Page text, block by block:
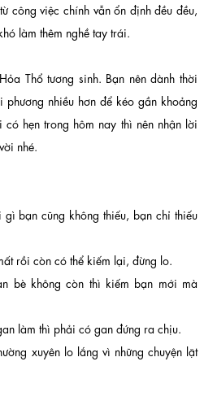
công việc chính vẫn ổn định đều đều,
làm thêm nghề tay trái.
Thổ tương sinh. Bạn nên dành thời
nhiều hơn để kéo gần khoảng
hẹn trong hôm nay thì nên nhận lời
nhé.
bạn cũng không thiếu, bạn chỉ thiếu
rồi còn có thể kiếm lại, đừng lo.
bè không còn thì kiếm bạn mới mà
làm thì phải có gan đứng ra chịu.
xuyên lo lắng vì những chuyện lặt